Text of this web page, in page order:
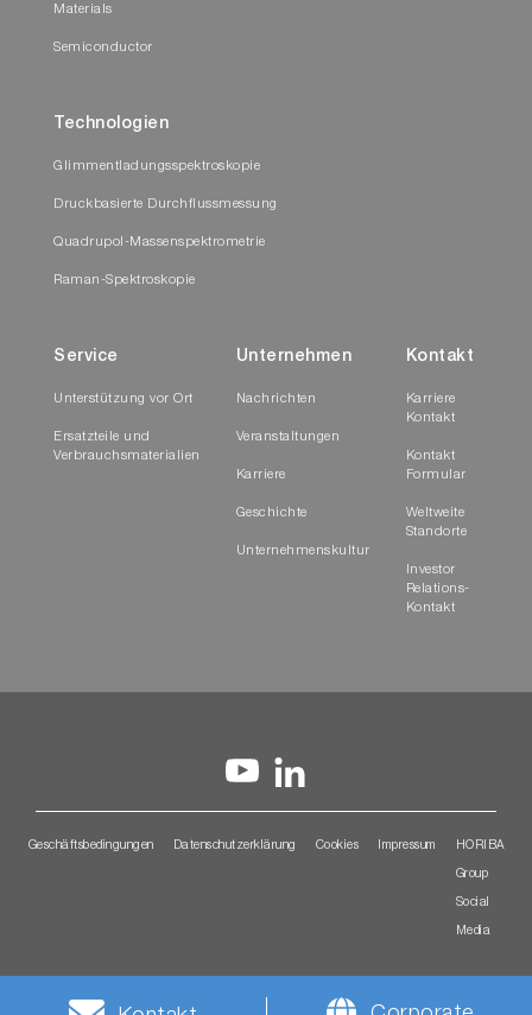
Materials
Semiconductor
Technologien
Glimmentladungsspektroskopie
Druckbasierte Durchflussmessung
Quadrupol-Massenspektrometrie
Raman-Spektroskopie
Service
Unterstützung vor Ort
Ersatzteile und
Verbrauchsmaterialien
Unternehmen
Nachrichten
Veranstaltungen
Karriere
Geschichte
Unternehmenskultur
Kontakt
Karriere
Kontakt
Kontakt
Formular
Weltweite
Standorte
Investor
Relations-
Kontakt
Geschäftsbedingungen Datenschutzerklärung Cookies Impressum HORIBA
Group
Social
Media